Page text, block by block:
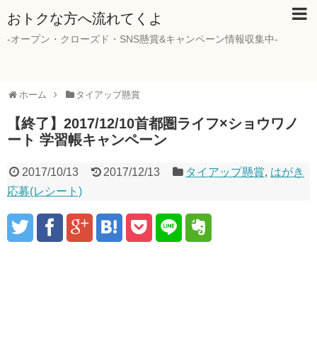
おトクな方へ流れてくよ
-オープン・クローズド・SNS懸賞&キャンペーン情報収集中-
ホーム タイアップ懸賞
【終了】2017/12/10首都圏ライフ×ショウワノ
ート 学習帳キャンペーン
2017/10/13 2017/12/13 タイアップ懸賞, はがき
応募(レシート)